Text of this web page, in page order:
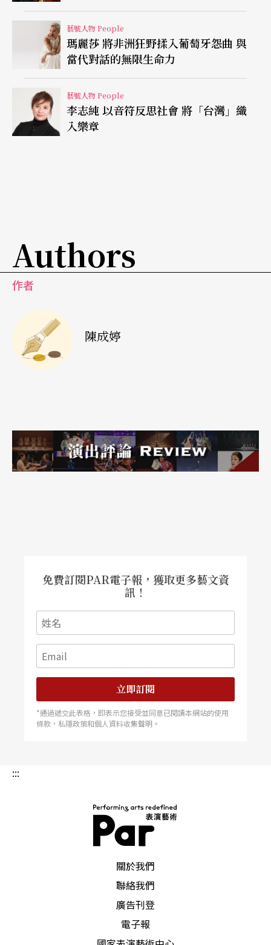
開放的，也曾經邀請自由編舞家諸如出身威廉．佛
塞舞團的芮吉娜．馮．貝克爾（Regina van Berke
l）創作，但舞團有自己要承擔的任務，即使在技巧
的訓練上，盡可能地援引了從巴蘭欽到康寧漢，從
瑜珈到亞歷山大技巧的各種嘗試，更在每一次作品
中或多或少有形式上的破格與反差。但是這中間仍
藝號人物 People
瑪麗莎 將非洲狂野揉入葡萄牙怨曲 與
當代對話的無限生命力
藝號人物 People
李志純 以音符反思社會 將「台灣」織
入樂章
Authors
作者
陳成婷
免費訂閱PAR電子報，獲取更多藝文資
訊！
立即訂閱
*通過遞交此表格，即表示您接受並同意已閱讀本網站的使用
條款，私隱政策和個人資料收集聲明。
:::
關於我們
聯絡我們
廣告刊登
電子報